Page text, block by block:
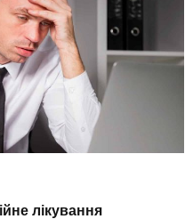
лікування